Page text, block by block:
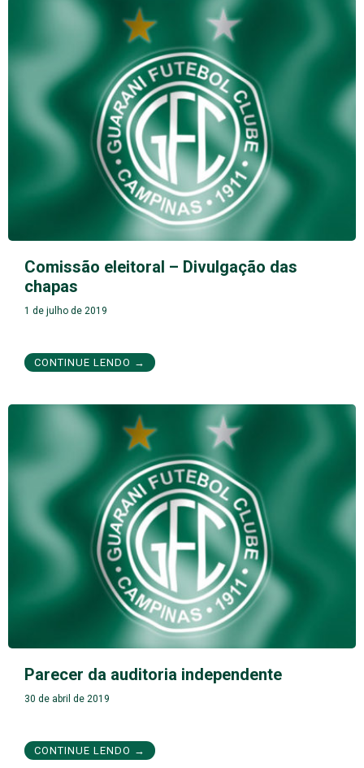
Comissão eleitoral – Divulgação das
chapas
1 de julho de 2019
CONTINUE LENDO →
Parecer da auditoria independente
30 de abril de 2019
CONTINUE LENDO →